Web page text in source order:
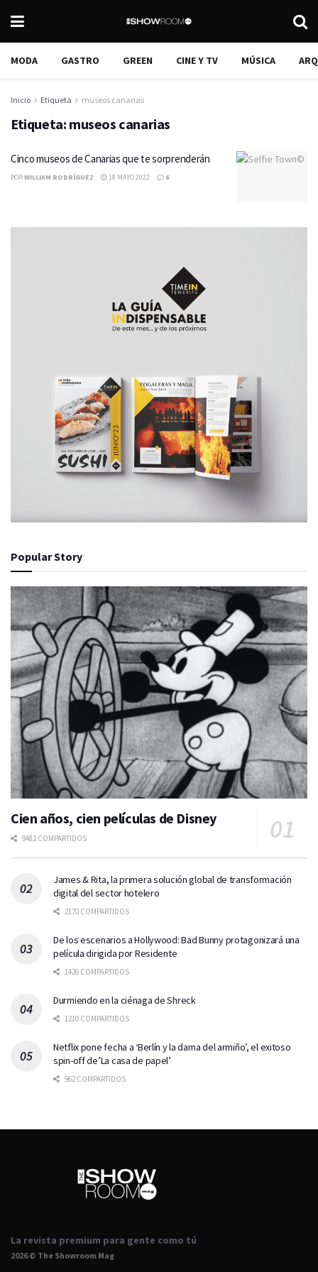
MODA GASTRO GREEN CINE Y TV MÚSICA
Inicio Etiqueta museos canarias
Etiqueta: museos canarias
Cinco museos de Canarias que te sorprenderán
PORWILLIAM RODRÍGUEZ 18 MAYO 2022 6
Popular Story
Cien años, cien películas de Disney
9482 COMPARTIDOS
James & Rita, la primera solución global de transformación
digital del sector hotelero
2170 COMPARTIDOS
De los escenarios a Hollywood: Bad Bunny protagonizará una
película dirigida por Residente
1426 COMPARTIDOS
Durmiendo en la ciénaga de Shreck
1210 COMPARTIDOS
Netflix pone fecha a ‘Berlín y la dama del armiño’, el exitoso
spin-off de’La casa de papel’
962 COMPARTIDOS
La revista premium para gente como tú
2026 © The Showroom Mag